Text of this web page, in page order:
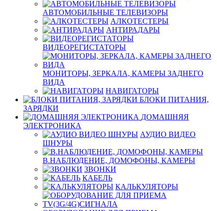
АВТОМОБИЛЬНЫЕ ТЕЛЕВИЗОРЫ
АЛКОТЕСТЕРЫ
АНТИРАДАРЫ
ВИДЕОРЕГИСТАТОРЫ
МОНИТОРЫ, ЗЕРКАЛА, КАМЕРЫ ЗАДНЕГО
ВИДА
НАВИГАТОРЫ
БЛОКИ ПИТАНИЯ,
ЗАРЯДКИ
ДОМАШНЯЯ
ЭЛЕКТРОНИКА
АУДИО ВИДЕО
ШНУРЫ
В.НАБЛЮДЕНИЕ, ДОМОФОНЫ, КАМЕРЫ
ЗВОНКИ
КАБЕЛЬ
КАЛЬКУЛЯТОРЫ